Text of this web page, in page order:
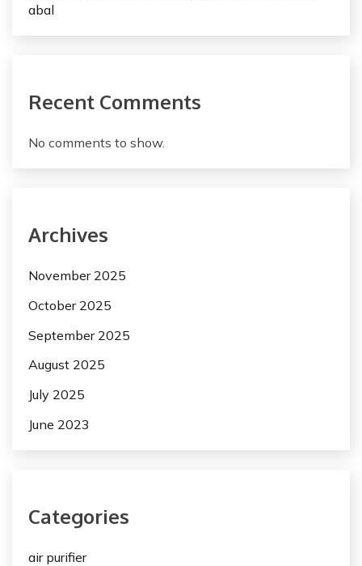
abal
Recent Comments
No comments to show.
Archives
November 2025
October 2025
September 2025
August 2025
July 2025
June 2023
Categories
air purifier